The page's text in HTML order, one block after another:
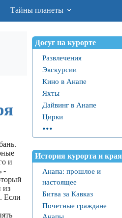
Тайны планеты
и
-
из
Если
Досуг на курорте
Развлечения
Экскурсии
Кино в Анапе
Яхты
Дайвинг в Анапе
Цирки
...
История курорта и края
Анапа: прошлое и
настоящее
Битва за Кавказ
Почетные граждане
Анапы